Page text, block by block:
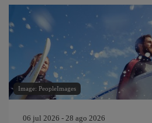
Image: PeopleImages
06 jul 2026 - 28 ago 2026